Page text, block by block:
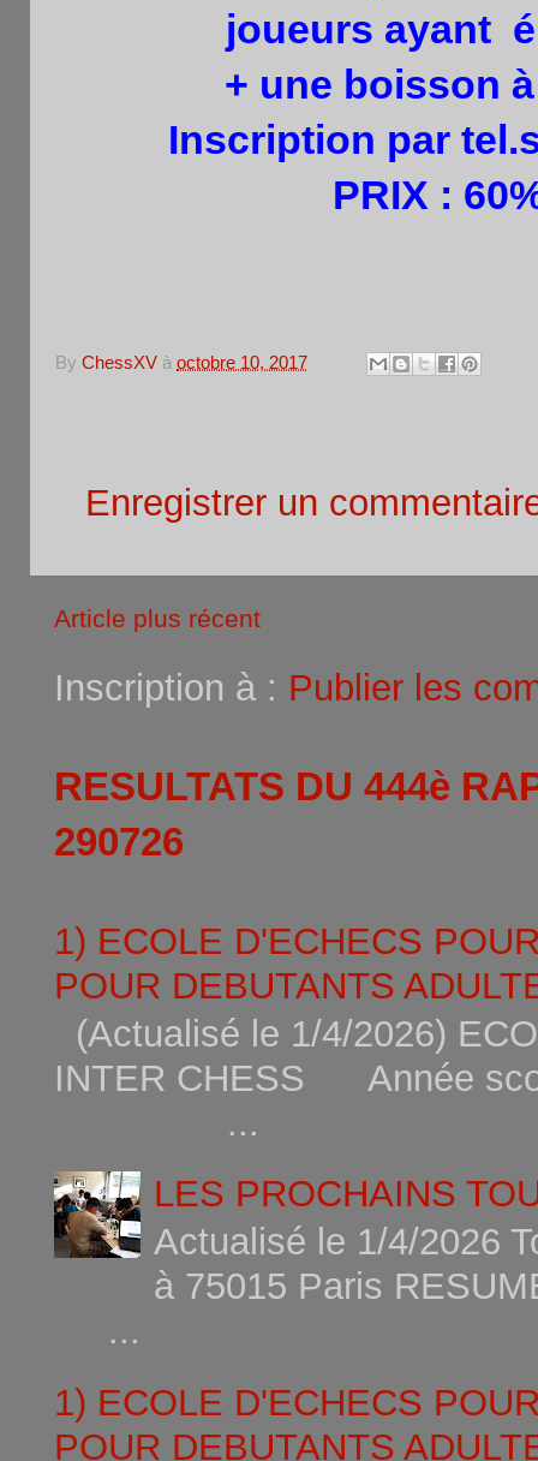
joueurs ayant
+ une boisson
Inscription par
PRIX :
By ChessXV à octobre 10, 2017
Enregistrer un
Article plus récent
Inscription à : Publier les
RESULTATS DU 444è
290726
1) ECOLE D'ECHECS
POUR DEBUTANTS
(Actualisé le 1/4/2026)
INTER CHESS Année
...
LES PROCHAINS
Actualisé le 1/4/2026
à 75015
...
1) ECOLE D'ECHECS
POUR DEBUTANTS